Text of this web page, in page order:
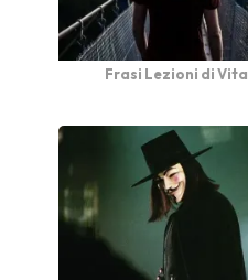
Frasi Lezioni di Vita